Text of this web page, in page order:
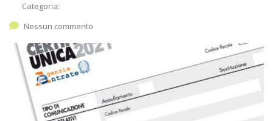
Categoria:
Nessun commento